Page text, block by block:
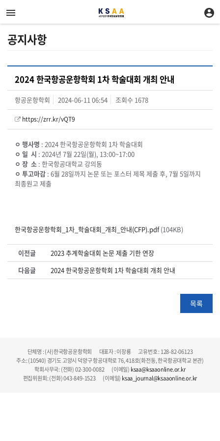
공지사항
2024 한국항공운항학회 1차 학술대회 개최 안내
항공운항학회 2024-06-11 06:54 조회수 1678
https://zrr.kr/vQT9
ㅇ 행사명 : 2024 한국항공운항학회 1차 학술대회
ㅇ 일 시 : 2024년 7월 22일(월), 13:00~17:00
ㅇ 장 소 : 한국항공대학교 강의동
ㅇ 투고마감 : 6월 28일까지 논문 또는 포스터 제목 제출 후, 7월 5일까지
최종원고 제출
한국항공운항학회_1차_학술대회_개최_안내(CFP).pdf(104KB)
이전글
2023 추계학술대회 논문 제출 기한 연장
다음글
2024 한국항공운항학회 1차 학술대회 개최 안내
목록
단체명 : (사)한국항공운항학회 대표자 : 이장룡 고유번호 : 128-82-06123
주소: (10540) 경기도 고양시 덕양구 항공대학로 76, 418호(화전동, 한국항공대학교 본관)
학회사무국: (전화) 02-300-0082 (이메일) ksaa@ksaaonline.or.kr
편집위원회: (전화) 043-849-1523 (이메일) ksaa_journal@ksaaonline.or.kr